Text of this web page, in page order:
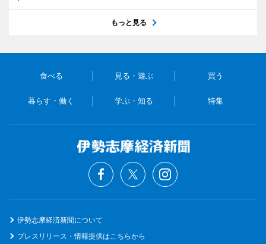
もっと見る
食べる 見る・遊ぶ 買う
暮らす・働く 学ぶ・知る 特集
伊勢志摩経済新聞について
プレスリリース・情報提供はこちらから